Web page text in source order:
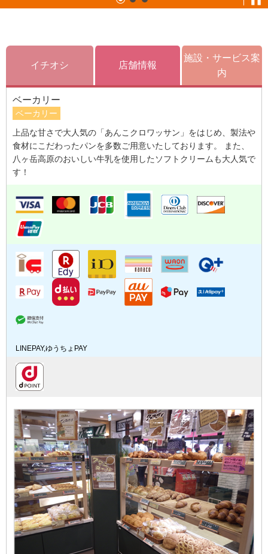
イチオシ 店舗情報
施設・サービス案
内
ベーカリー
ベーカリー
上品な甘さで大人気の「あんこクロワッサン」をはじめ、製法や
食材にこだわったパンを多数ご用意いたしております。 また、
八ヶ岳高原のおいしい牛乳を使用したソフトクリームも大人気で
す！
LINEPAY,ゆうちょPAY